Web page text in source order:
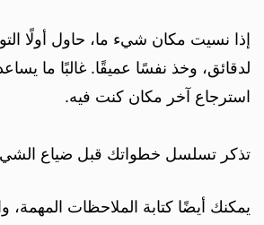
إذا نسيت مكان شيء ما، حاول أولًا
لدقائق، وخذ نفسًا عميقًا. غالبًا ما
استرجاع آخر مكان كنت فيه.
تذكر تسلسل خطواتك قبل ضياع
يمكنك أيضًا كتابة الملاحظات المهمة،